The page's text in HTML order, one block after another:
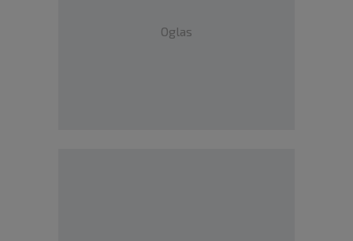
Oglas